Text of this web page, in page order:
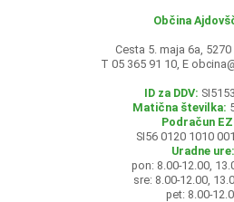
Občina
Cesta 5. maja 6a,
T 05 365 91 10, E
ID za DDV:
Matična številka:
Podračun
SI56 0120 1010
Uradne ure:
pon: 8.00-12.00,
sre: 8.00-12.00,
pet: 8.00-